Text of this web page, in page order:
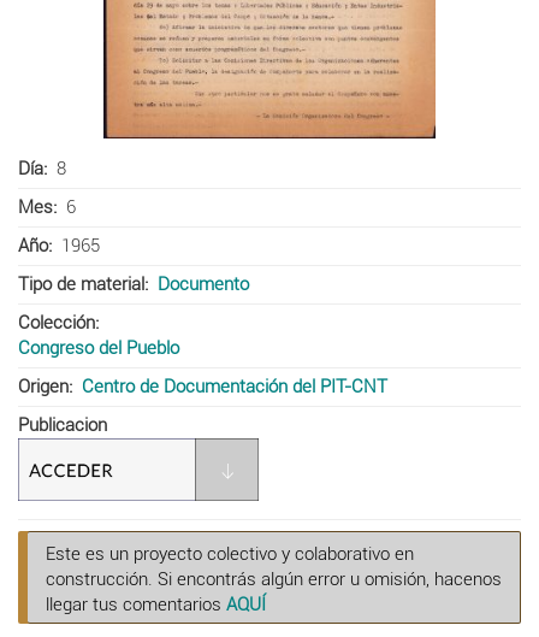
Día
8
Mes
6
Año
1965
Tipo de material
Documento
Colección
Congreso del Pueblo
Origen
Centro de Documentación del PIT-CNT
Publicacion
Este es un proyecto colectivo y colaborativo en
construcción. Si encontrás algún error u omisión, hacenos
llegar tus comentarios AQUÍ